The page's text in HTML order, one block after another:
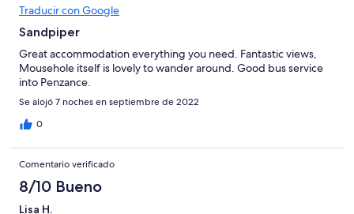
Traducir con Google
Sandpiper
Great accommodation everything you need. Fantastic views,
Mousehole itself is lovely to wander around. Good bus service
into Penzance.
Se alojó 7 noches en septiembre de 2022
0
Comentario verificado
8/10 Bueno
Lisa H.